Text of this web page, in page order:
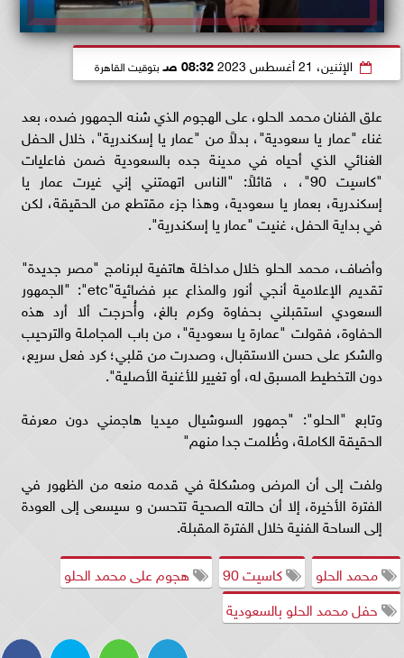
الإثنين، 21 أغسطس 2023 08:32 صـ بتوقيت القاهرة
علق الفنان محمد الحلو، على الهجوم الذي شنه الجمهور ضده، بعد
غناء "عمار يا سعودية"، بدلاً من "عمار يا إسكندرية"، خلال الحفل
الغنائي الذي أحياه في مدينة جده بالسعودية ضمن فاعليات
"كاسيت 90"، ، قائلاً: "الناس اتهمتني إني غيرت عمار يا
إسكندرية، بعمار يا سعودية، وهذا جزء مقتطع من الحقيقة، لكن
في بداية الحفل، غنيت "عمار يا إسكندرية".
وأضاف، محمد الحلو خلال مداخلة هاتفية لبرنامج "مصر جديدة"
تقديم الإعلامية أنجي أنور والمذاع عبر فضائية"etc": "الجمهور
السعودي استقبلني بحفاوة وكرم بالغ، وأُحرجت ألا أرد هذه
الحفاوة، فقولت "عمارة يا سعودية"، من باب المجاملة والترحيب
والشكر على حسن الاستقبال، وصدرت من قلبي؛ كرد فعل سريع،
دون التخطيط المسبق له، أو تغيير للأغنية الأصلية".
وتابع "الحلو": "جمهور السوشيال ميديا هاجمني دون معرفة
الحقيقة الكاملة، وظُلمت جدا منهم"
ولفت إلى أن المرض ومشكلة في قدمه منعه من الظهور في
الفترة الأخيرة، إلا أن حالته الصحية تتحسن و سيسعى إلى العودة
إلى الساحة الفنية خلال الفترة المقبلة.
محمد الحلو
كاسيت 90
هجوم على محمد الحلو
حفل محمد الحلو بالسعودية